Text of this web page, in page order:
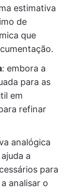
estimativa
de
que
: embora a
para as
em
refinar
analógica
a
para
analisar o